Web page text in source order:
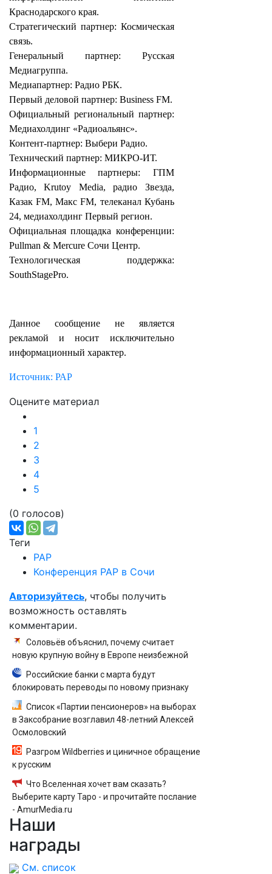
Краснодарского края.
Стратегический партнер: Космическая
связь.
Генеральный партнер: Русская
Медиагруппа.
Медиапартнер: Радио РБК.
Первый деловой партнер: Business FM.
Официальный региональный партнер:
Медиахолдинг «Радиоальянс».
Контент-партнер: Выбери Радио.
Технический партнер: МИКРО-ИТ.
Информационные партнеры: ГПМ
Радио, Krutoy Media, радио Звезда,
Казак FM, Макс FM, телеканал Кубань
24, медиахолдинг Первый регион.
Официальная площадка конференции:
Pullman & Mercure Сочи Центр.
Технологическая поддержка:
SouthStagePro.
Данное сообщение не является
рекламой и носит исключительно
информационный характер.
Источник: РАР
Оцените материал
1
2
3
4
5
(0 голосов)
Теги
РАР
Конференция РАР в Сочи
Авторизуйтесь, чтобы получить
возможность оставлять
комментарии.
Соловьёв объяснил, почему считает
новую крупную войну в Европе неизбежной
Российские банки с марта будут
блокировать переводы по новому признаку
Список «Партии пенсионеров» на выборах
в Заксобрание возглавил 48-летний Алексей
Осмоловский
Разгром Wildberries и циничное обращение
к русским
Что Вселенная хочет вам сказать?
Выберите карту Таро - и прочитайте послание
- AmurMedia.ru
Наши
награды
См. список